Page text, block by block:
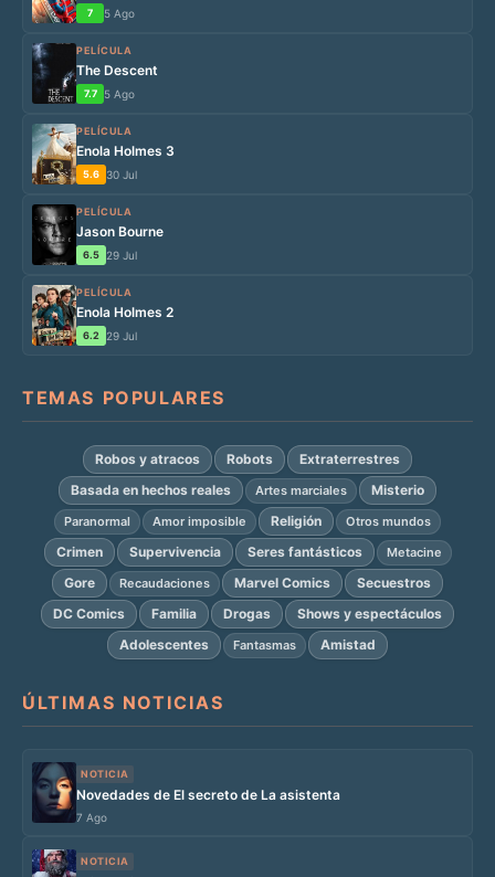
7 5 Ago
PELÍCULA
The Descent
7.7 5 Ago
PELÍCULA
Enola Holmes 3
5.6 30 Jul
PELÍCULA
Jason Bourne
6.5 29 Jul
PELÍCULA
Enola Holmes 2
6.2 29 Jul
TEMAS POPULARES
Robos y atracos Robots
Extraterrestres
Basada en hechos reales
Artes marciales Misterio
Paranormal Amor imposible Religión Otros mundos
Crimen Supervivencia Seres fantásticos Metacine
Gore Recaudaciones Marvel Comics
Secuestros
DC Comics
Familia Drogas
Shows y espectáculos
Adolescentes
Fantasmas Amistad
ÚLTIMAS NOTICIAS
NOTICIA
Novedades de El secreto de La asistenta
7 Ago
NOTICIA